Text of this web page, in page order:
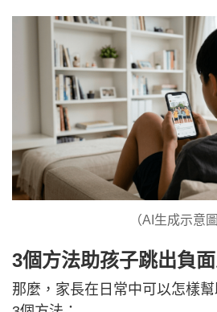
（AI生成示意圖
3個方法助孩子跳出負
那麼，家長在日常中可以怎樣